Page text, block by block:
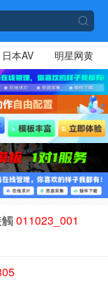
日本AV 明星网黄
011023_001